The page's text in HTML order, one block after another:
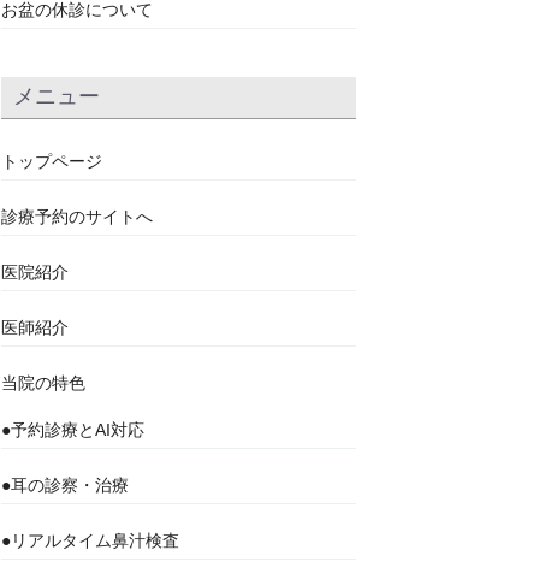
お盆の休診について
メニュー
トップページ
診療予約のサイトへ
医院紹介
医師紹介
当院の特色
●予約診療とAI対応
●耳の診察・治療
●リアルタイム鼻汁検査